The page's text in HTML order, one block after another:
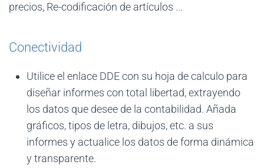
precios, Re-codificación de artículos ...
Conectividad
Utilice el enlace DDE con su hoja de calculo para
diseñar informes con total libertad, extrayendo
los datos que desee de la contabilidad. Añada
gráficos, tipos de letra, dibujos, etc. a sus
informes y actualice los datos de forma dinámica
y transparente.